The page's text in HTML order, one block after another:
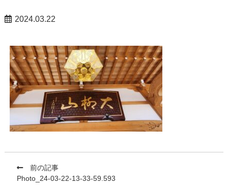
2024.03.22
前の記事
Photo_24-03-22-13-33-59.593